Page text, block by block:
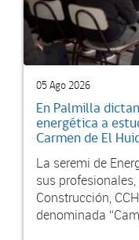
05 Ago 2026
En Palmilla
energética a
Carmen de El
La seremi de
sus
Construcción,
denominada